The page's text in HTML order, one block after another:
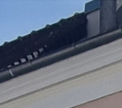
Secteur Yonne (89)
Nemours